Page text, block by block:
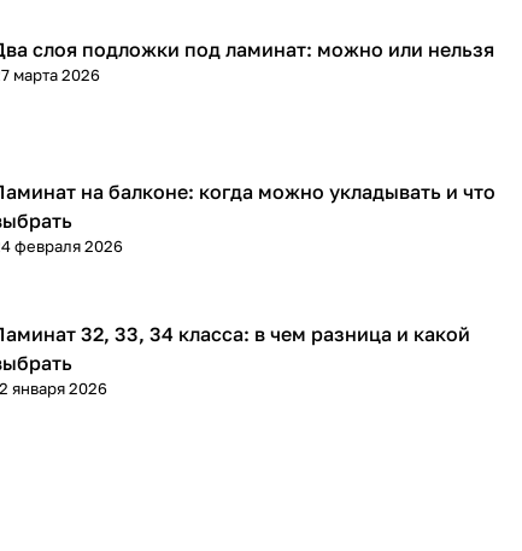
Напольные покрытия
слоя подложки под ламинат: можно или нельзя
марта 2026
Напольные покрытия
на балконе: когда можно укладывать и что
февраля 2026
Напольные покрытия
32, 33, 34 класса: в чем разница и какой
января 2026